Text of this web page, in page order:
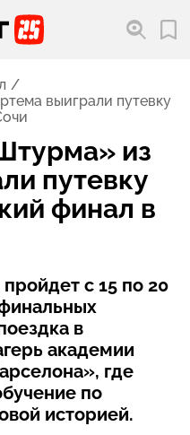
выиграли путевку
из
путевку
финал в
с 15 по 20
в
академии
где
по
историей.